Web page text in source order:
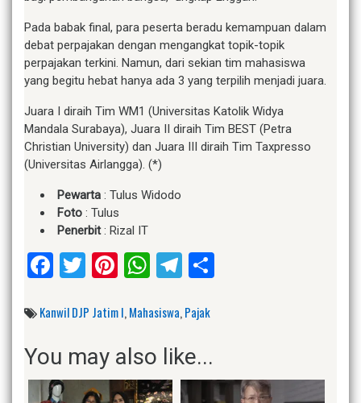
Pada babak final, para peserta beradu kemampuan dalam
debat perpajakan dengan mengangkat topik-topik
perpajakan terkini. Namun, dari sekian tim mahasiswa
yang begitu hebat hanya ada 3 yang terpilih menjadi juara.
Juara I diraih Tim WM1 (Universitas Katolik Widya
Mandala Surabaya), Juara II diraih Tim BEST (Petra
Christian University) dan Juara III diraih Tim Taxpresso
(Universitas Airlangga). (*)
Pewarta : Tulus Widodo
Foto : Tulus
Penerbit: Rizal IT
Facebook
Twitter
Pinterest
WhatsApp
Telegram
Kanwil DJP Jatim I,Mahasiswa,Pajak
You may also like...